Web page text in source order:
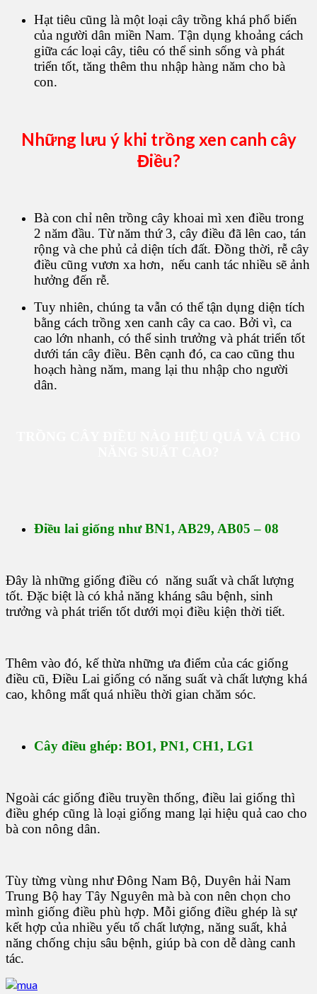
Hạt tiêu cũng là một loại cây trồng khá phổ biến
của người dân miền Nam. Tận dụng khoảng cách
giữa các loại cây, tiêu có thể sinh sống và phát
triển tốt, tăng thêm thu nhập hàng năm cho bà
con.
Những lưu ý khi trồng xen canh cây
Điều?
Bà con chỉ nên trồng cây khoai mì xen điều trong
2 năm đầu. Từ năm thứ 3, cây điều đã lên cao, tán
rộng và che phủ cả diện tích đất. Đồng thời, rễ cây
điều cũng vươn xa hơn, nếu canh tác nhiều sẽ ảnh
hưởng đến rễ.
Tuy nhiên, chúng ta vẫn có thể tận dụng diện tích
bằng cách trồng xen canh cây ca cao. Bởi vì, ca
cao lớn nhanh, có thể sinh trưởng và phát triển tốt
dưới tán cây điều. Bên cạnh đó, ca cao cũng thu
hoạch hàng năm, mang lại thu nhập cho người
dân.
Điều lai giống như BN1, AB29, AB05 – 08
Đây là những giống điều có năng suất và chất lượng
tốt. Đặc biệt là có khả năng kháng sâu bệnh, sinh
trưởng và phát triển tốt dưới mọi điều kiện thời tiết.
Thêm vào đó, kế thừa những ưa điểm của các giống
điều cũ, Điều Lai giống có năng suất và chất lượng khá
cao, không mất quá nhiều thời gian chăm sóc.
Cây điều ghép: BO1, PN1, CH1, LG1
Ngoài các giống điều truyền thống, điều lai giống thì
điều ghép cũng là loại giống mang lại hiệu quả cao cho
bà con nông dân.
Tùy từng vùng như Đông Nam Bộ, Duyên hải Nam
Trung Bộ hay Tây Nguyên mà bà con nên chọn cho
mình giống điều phù hợp. Mỗi giống điều ghép là sự
kết hợp của nhiều yếu tố chất lượng, năng suất, khả
năng chống chịu sâu bệnh, giúp bà con dễ dàng canh
tác.